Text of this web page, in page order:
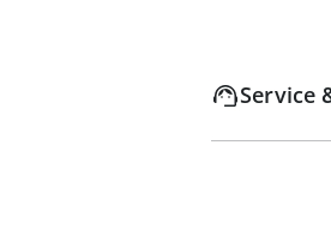
Service